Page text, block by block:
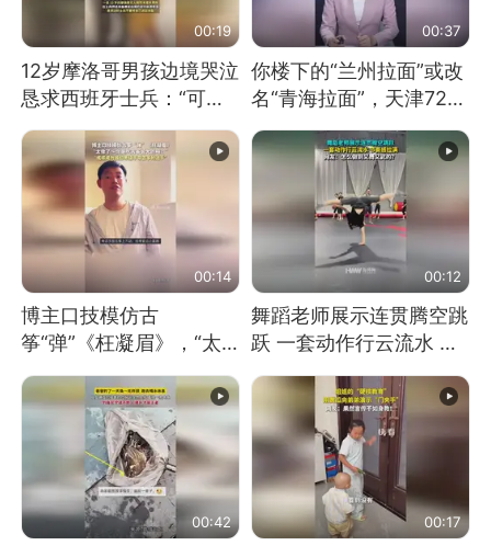
00:19
12岁摩洛哥男孩边境哭泣
恳求西班牙士兵：“可不
可以不要把我遣返回国”
00:37
你楼下的“兰州拉面”或改
名“青海拉面”，天津72家
面馆已集体更换招牌
00:14
博主口技模仿古
筝“弹”《枉凝眉》，“太
像了～你是吃古筝长大的
吗？”“或将成为首位考级
不带古筝的选手。”（来
源：新华每日电讯）
00:12
舞蹈老师展示连贯腾空跳
跃 一套动作行云流水 节
奏感拉满 网友：怎么做
到又舞又武的？
00:42 00:17